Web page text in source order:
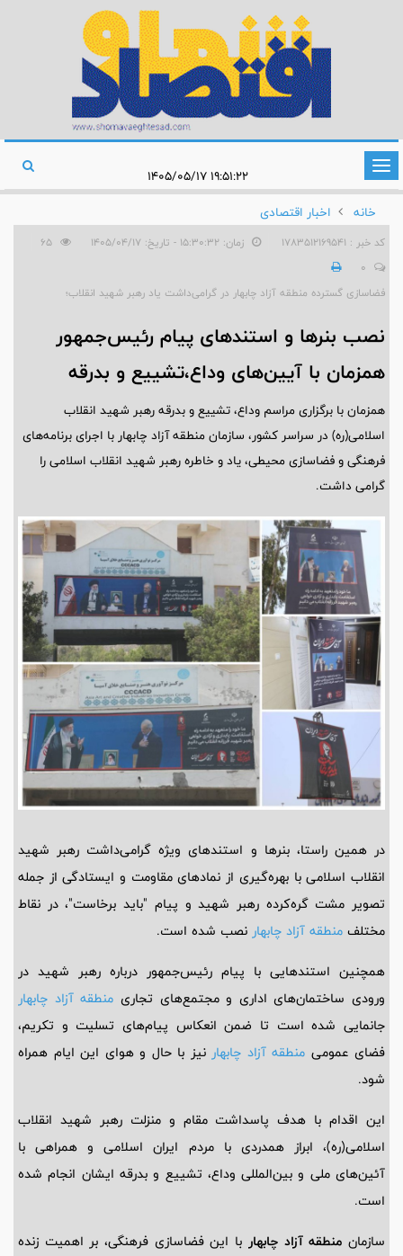
تغییر
وضعیت
ناوبری
۱۹:۵۱:۲۲ ۱۴۰۵/۰۵/۱۷
خانه
اخبار اقتصادی
کد خبر : 1783512169541 زمان: ۱۵:۳۰:۳۲ - تاریخ: ۱۴۰۵/۰۴/۱۷
0
فضاسازی گسترده منطقه آزاد چابهار در گرامی‌داشت یاد رهبر شهید انقلاب؛
نصب بنرها و استندهای پیام رئیس‌جمهور
همزمان با آیین‌های وداع،تشییع و بدرقه
همزمان با برگزاری مراسم وداع، تشییع و بدرقه رهبر شهید انقلاب
اسلامی(ره) در سراسر کشور، سازمان منطقه آزاد چابهار با اجرای برنامه‌های
فرهنگی و فضاسازی محیطی، یاد و خاطره رهبر شهید انقلاب اسلامی را
گرامی داشت.
در همین راستا، بنرها و استندهای ویژه گرامی‌داشت رهبر شهید
انقلاب اسلامی با بهره‌گیری از نمادهای مقاومت و ایستادگی از جمله
تصویر مشت گره‌کرده رهبر شهید و پیام "باید برخاست"، در نقاط
مختلف منطقه آزاد چابهار نصب شده است.
همچنین استندهایی با پیام‌ رئیس‌جمهور درباره رهبر شهید در
ورودی ساختمان‌های اداری و مجتمع‌های تجاری منطقه آزاد چابهار
جانمایی شده است تا ضمن انعکاس پیام‌های تسلیت و تکریم،
فضای عمومی منطقه آزاد چابهار نیز با حال و هوای این ایام همراه
شود.
این اقدام با هدف پاسداشت مقام و منزلت رهبر شهید انقلاب
اسلامی(ره)، ابراز همدردی با مردم ایران اسلامی و همراهی با
آئین‌های ملی و بین‌المللی وداع، تشییع و بدرقه ایشان انجام شده
است.
سازمان منطقه آزاد چابهار با این فضاسازی فرهنگی، بر اهمیت زنده